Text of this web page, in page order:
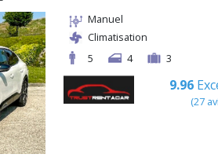
Manuel
Climatisation
5
4 3
9.96
(27